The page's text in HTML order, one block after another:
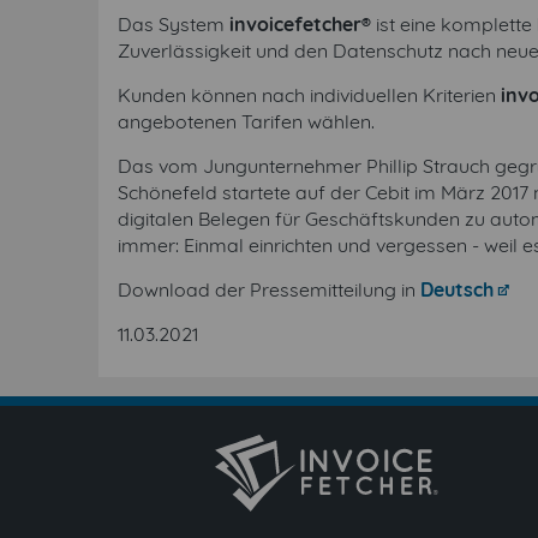
Das System invoicefetcher® ist eine
Zuverlässigkeit und den Datenschutz nach
Kunden können nach individuellen Kriterien
angebotenen Tarifen wählen.
Das vom Jungunternehmer Phillip Strauch
Schönefeld startete auf der Cebit im März
digitalen Belegen für Geschäftskunden zu
immer: Einmal einrichten und vergessen - weil
Download der Pressemitteilung in Deutsch
11.03.2021